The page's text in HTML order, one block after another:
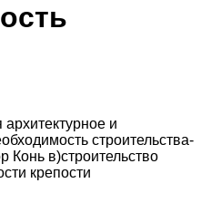
и
строительства-
Конь в)строительство
крепости